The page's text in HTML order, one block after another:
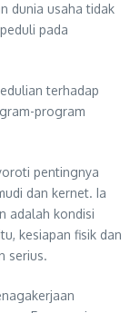
dunia usaha tidak
pada
terhadap
program
pentingnya
dan kernet. Ia
adalah kondisi
kesiapan fisik dan
serius.